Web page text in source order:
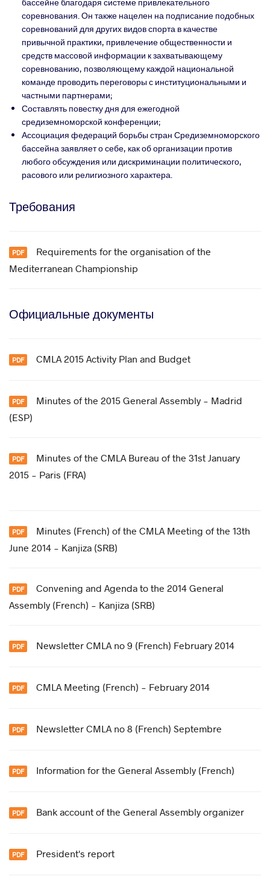
соревнования. Он также нацелен на подписание подобных
соревнований для других видов спорта в качестве
привычной практики, привлечение общественности и
средств массовой информации к захватывающему
соревнованию, позволяющему каждой национальной
команде проводить переговоры с институциональными и
частными партнерами;
Составлять повестку дня для ежегодной
средиземноморской конференции;
Ассоциация федераций борьбы стран Средиземноморского
бассейна заявляет о себе, как об организации против
любого обсуждения или дискриминации политического,
расового или религиозного характера.
Требования
Requirements for the organisation of the
Mediterranean Championship
Официальные документы
CMLA 2015 Activity Plan and Budget
Minutes of the 2015 General Assembly - Madrid
(ESP)
Minutes of the CMLA Bureau of the 31st January
2015 - Paris (FRA)
Minutes (French) of the CMLA Meeting of the 13th
June 2014 - Kanjiza (SRB)
Convening and Agenda to the 2014 General
Assembly (French) - Kanjiza (SRB)
Newsletter CMLA no 9 (French) February 2014
CMLA Meeting (French) - February 2014
Newsletter CMLA no 8 (French) Septembre
Information for the General Assembly (French)
Bank account of the General Assembly organizer
President's report